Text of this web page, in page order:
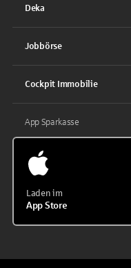
Deka
Jobbörse
Cockpit Immobilie
App Sparkasse
Laden im
App Store